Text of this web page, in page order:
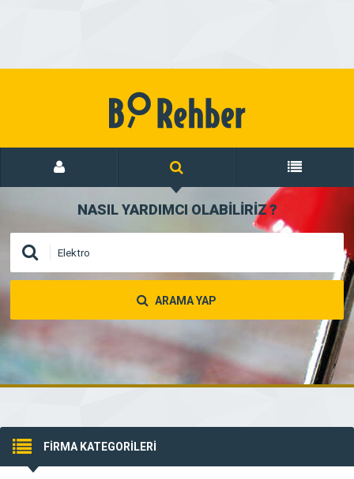
NASIL YARDIMCI OLABİLİRİZ?
ARAMA YAP
FİRMA KATEGORİLERİ